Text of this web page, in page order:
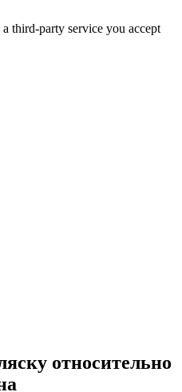
third-party service you accept
относительно